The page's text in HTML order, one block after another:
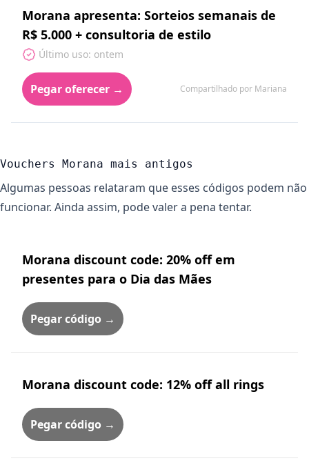
Morana apresenta: Sorteios semanais de
R$ 5.000 + consultoria de estilo
Último uso: ontem
Pegar oferecer → Compartilhado por Mariana
Vouchers Morana mais antigos
Algumas pessoas relataram que esses códigos podem não
funcionar. Ainda assim, pode valer a pena tentar.
Morana discount code: 20% off em
presentes para o Dia das Mães
Pegar código →
Morana discount code: 12% off all rings
Pegar código →